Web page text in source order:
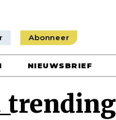
Abonneer
NIEUWSBRIEF